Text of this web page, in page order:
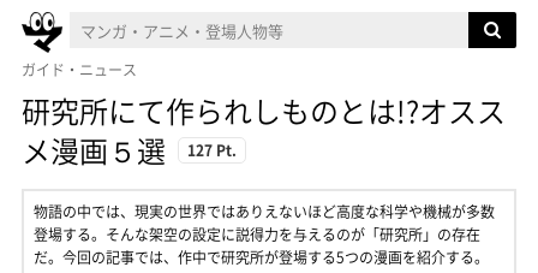
ガイド・ニュース
研究所にて作られしものとは!?オスス
メ漫画５選
127 Pt.
物語の中では、現実の世界ではありえないほど高度な科学や機械が多数
登場する。そんな架空の設定に説得力を与えるのが「研究所」の存在
だ。今回の記事では、作中で研究所が登場する5つの漫画を紹介する。